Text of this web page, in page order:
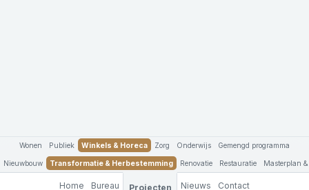
Home Bureau Projecten
Nieuwbouw Transformatie & Herbestemming Renovatie Restauratie Masterplan
Wonen Publiek Winkels & Horeca Zorg Onderwijs Gemengd programma
Nieuws Contact